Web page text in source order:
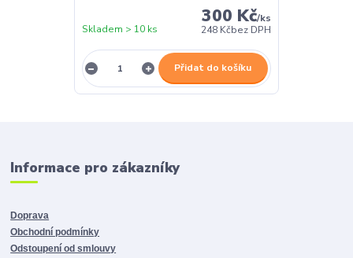
300 Kč/ks
248 Kčbez DPH
Skladem > 10 ks
Přidat do košíku
Informace pro zákazníky
Doprava
Obchodní podmínky
Odstoupení od smlouvy